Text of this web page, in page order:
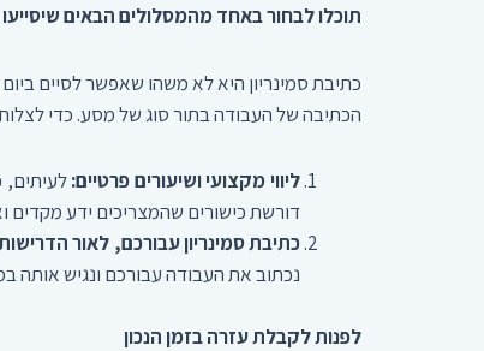
תוכלו לבחור באחד מהמסלולים הבאים
כתיבת סמינריון היא לא משהו שאפשר לסיים
הכתיבה של העבודה בתור סוג של מסע. כדי
ליווי מקצועי ושיעורים פרטיים:לעיתים,
דורשת כישורים שהמצריכים ידע מקדים
כתיבת סמינריון עבורכם, לאור
נכתוב את העבודה עבורכם ונגיש אותה
לפנות לקבלת עזרה בזמן הנכון